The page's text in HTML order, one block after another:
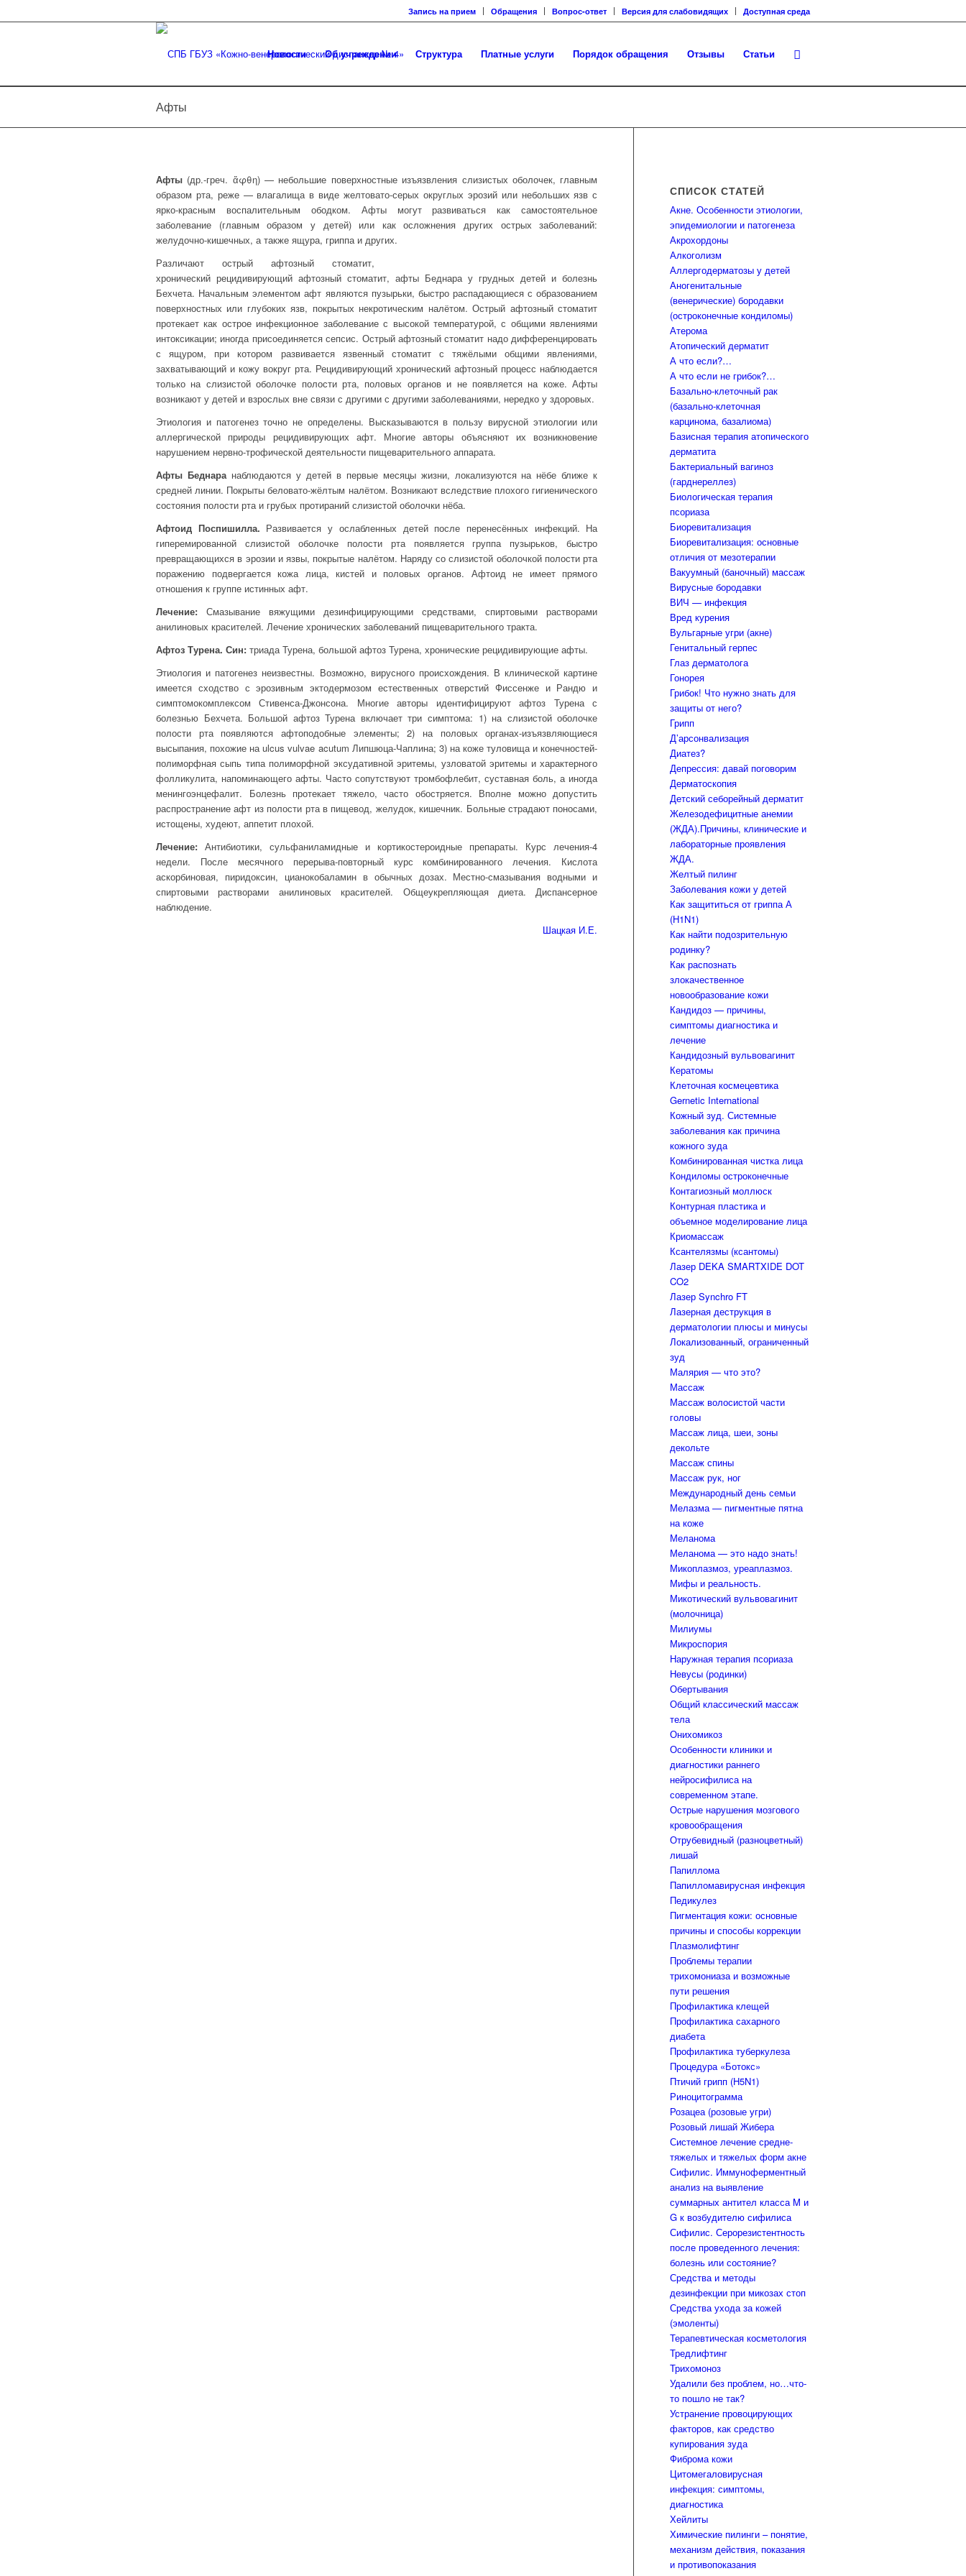
Запись на прием Обращения Вопрос-ответ Версия для слабовидящих Доступная среда
Новости Об учреждении Структура Платные услуги Порядок обращения Отзывы Статьи
Афты
Афты (др.-греч. ἄφθη) — небольшие поверхностные изъязвления слизистых оболочек, главным
образом рта, реже — влагалища в виде желтовато-серых округлых эрозий или небольших язв с
ярко-красным воспалительным ободком. Афты могут развиваться как самостоятельное
заболевание (главным образом у детей) или как осложнения других острых заболеваний:
желудочно-кишечных, а также ящура, гриппа и других.
Различают острый афтозный стоматит,
хронический рецидивирующий афтозный стоматит, афты Беднара у грудных детей и болезнь
Бехчета. Начальным элементом афт являются пузырьки, быстро распадающиеся с образованием
поверхностных или глубоких язв, покрытых некротическим налётом. Острый афтозный стоматит
протекает как острое инфекционное заболевание с высокой температурой, с общими явлениями
интоксикации; иногда присоединяется сепсис. Острый афтозный стоматит надо дифференцировать
с ящуром, при котором развивается язвенный стоматит с тяжёлыми общими явлениями,
захватывающий и кожу вокруг рта. Рецидивирующий хронический афтозный процесс наблюдается
только на слизистой оболочке полости рта, половых органов и не появляется на коже. Афты
возникают у детей и взрослых вне связи с другими с другими заболеваниями, нередко у здоровых.
Этиология и патогенез точно не определены. Высказываются в пользу вирусной этиологии или
аллергической природы рецидивирующих афт. Многие авторы объясняют их возникновение
нарушением нервно-трофической деятельности пищеварительного аппарата.
Афты Беднаранаблюдаются у детей в первые месяцы жизни, локализуются на нёбе ближе к
средней линии. Покрыты беловато-жёлтым налётом. Возникают вследствие плохого гигиенического
состояния полости рта и грубых протираний слизистой оболочки нёба.
Афтоид Поспишилла. Развивается у ослабленных детей после перенесённых инфекций. На
гиперемированной слизистой оболочке полости рта появляется группа пузырьков, быстро
превращающихся в эрозии и язвы, покрытые налётом. Наряду со слизистой оболочкой полости рта
поражению подвергается кожа лица, кистей и половых органов. Афтоид не имеет прямого
отношения к группе истинных афт.
Лечение: Смазывание вяжущими дезинфицирующими средствами, спиртовыми растворами
анилиновых красителей. Лечение хронических заболеваний пищеварительного тракта.
Афтоз Турена. Син: триада Турена, большой афтоз Турена, хронические рецидивирующие афты.
Этиология и патогенез неизвестны. Возможно, вирусного происхождения. В клинической картине
имеется сходство с эрозивным эктодермозом естественных отверстий Фиссенже и Рандю и
симптомокомплексом Стивенса-Джонсона. Многие авторы идентифицируют афтоз Турена с
болезнью Бехчета. Большой афтоз Турена включает три симптома: 1) на слизистой оболочке
полости рта появляются афтоподобные элементы; 2) на половых органах-изъязвляющиеся
высыпания, похожие на ulcus vulvae acutum Липшюца-Чаплина; 3) на коже туловища и конечностей-
полиморфная сыпь типа полиморфной эксудативной эритемы, узловатой эритемы и характерного
фолликулита, напоминающего афты. Часто сопутствуют тромбофлебит, суставная боль, а иногда
менингоэнцефалит. Болезнь протекает тяжело, часто обостряется. Вполне можно допустить
распространение афт из полости рта в пищевод, желудок, кишечник. Больные страдают поносами,
истощены, худеют, аппетит плохой.
Лечение: Антибиотики, сульфаниламидные и кортикостероидные препараты. Курс лечения-4
недели. После месячного перерыва-повторный курс комбинированного лечения. Кислота
аскорбиновая, пиридоксин, цианокобаламин в обычных дозах. Местно-смазывания водными и
спиртовыми растворами анилиновых красителей. Общеукрепляющая диета. Диспансерное
наблюдение.
Шацкая И.Е.
СПИСОК СТАТЕЙ
Акне. Особенности этиологии,
эпидемиологии и патогенеза
Акрохордоны
Алкоголизм
Аллергодерматозы у детей
Аногенитальные
(венерические) бородавки
(остроконечные кондиломы)
Атерома
Атопический дерматит
А что если?…
А что если не грибок?…
Базально-клеточный рак
(базально-клеточная
карцинома, базалиома)
Базисная терапия атопического
дерматита
Бактериальный вагиноз
(гарднереллез)
Биологическая терапия
псориаза
Биоревитализация
Биоревитализация: основные
отличия от мезотерапии
Вакуумный (баночный) массаж
Вирусные бородавки
ВИЧ — инфекция
Вред курения
Вульгарные угри (акне)
Генитальный герпес
Глаз дерматолога
Гонорея
Грибок! Что нужно знать для
защиты от него?
Грипп
Д’арсонвализация
Диатез?
Депрессия: давай поговорим
Дерматоскопия
Детский себорейный дерматит
Железодефицитные анемии
(ЖДА).Причины, клинические и
лабораторные проявления
ЖДА.
Желтый пилинг
Заболевания кожи у детей
Как защититься от гриппа А
(H1N1)
Как найти подозрительную
родинку?
Как распознать
злокачественное
новообразование кожи
Кандидоз — причины,
симптомы диагностика и
лечение
Кандидозный вульвовагинит
Кератомы
Клеточная космецевтика
Gernetic International
Кожный зуд. Системные
заболевания как причина
кожного зуда
Комбинированная чистка лица
Кондиломы остроконечные
Контагиозный моллюск
Контурная пластика и
объемное моделирование лица
Криомассаж
Ксантелязмы (ксантомы)
Лазер DEKA SMARTXIDE DOT
CO2
Лазер Synchro FT
Лазерная деструкция в
дерматологии плюсы и минусы
Локализованный, ограниченный
зуд
Малярия — что это?
Массаж
Массаж волосистой части
головы
Массаж лица, шеи, зоны
декольте
Массаж спины
Массаж рук, ног
Международный день семьи
Мелазма — пигментные пятна
на коже
Меланома
Меланома — это надо знать!
Микоплазмоз, уреаплазмоз.
Мифы и реальность.
Микотический вульвовагинит
(молочница)
Милиумы
Микроспория
Наружная терапия псориаза
Невусы (родинки)
Обертывания
Общий классический массаж
тела
Онихомикоз
Особенности клиники и
диагностики раннего
нейросифилиса на
современном этапе.
Острые нарушения мозгового
кровообращения
Отрубевидный (разноцветный)
лишай
Папиллома
Папилломавирусная инфекция
Педикулез
Пигментация кожи: основные
причины и способы коррекции
Плазмолифтинг
Проблемы терапии
трихомониаза и возможные
пути решения
Профилактика клещей
Профилактика сахарного
диабета
Профилактика туберкулеза
Процедура «Ботокс»
Птичий грипп (H5N1)
Риноцитограмма
Розацеа (розовые угри)
Розовый лишай Жибера
Системное лечение средне-
тяжелых и тяжелых форм акне
Сифилис. Иммуноферментный
анализ на выявление
суммарных антител класса M и
G к возбудителю сифилиса
Сифилис. Серорезистентность
после проведенного лечения:
болезнь или состояние?
Средства и методы
дезинфекции при микозах стоп
Средства ухода за кожей
(эмоленты)
Терапевтическая косметология
Тредлифтинг
Трихомоноз
Удалили без проблем, но…что-
то пошло не так?
Устранение провоцирующих
факторов, как средство
купирования зуда
Фиброма кожи
Цитомегаловирусная
инфекция: симптомы,
диагностика
Хейлиты
Химические пилинги – понятие,
механизм действия, показания
и противопоказания